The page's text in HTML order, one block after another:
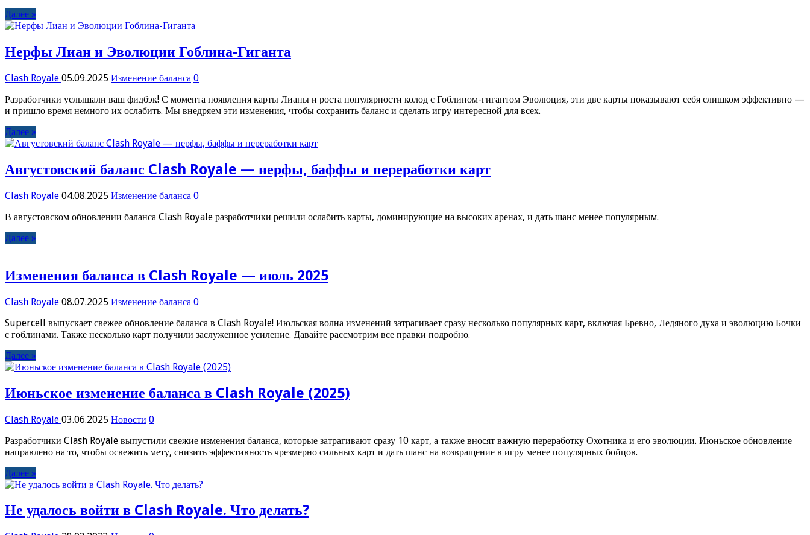
Далее »
Нерфы Лиан и Эволюции Гоблина-Гиганта
Clash Royale 05.09.2025 Изменение баланса 0
Разработчики услышали ваш фидбэк! С момента появления карты Лианы и роста популярности колод с Гоблином-гигантом Эволюция, эти две карты показывают себя слишком эффективно —
и пришло время немного их ослабить. Мы внедряем эти изменения, чтобы сохранить баланс и сделать игру интересной для всех.
Далее »
Августовский баланс Clash Royale — нерфы, баффы и переработки карт
Clash Royale 04.08.2025 Изменение баланса 0
В августовском обновлении баланса Clash Royale разработчики решили ослабить карты, доминирующие на высоких аренах, и дать шанс менее популярным.
Далее »
Изменения баланса в Clash Royale — июль 2025
Clash Royale 08.07.2025 Изменение баланса 0
Supercell выпускает свежее обновление баланса в Clash Royale! Июльская волна изменений затрагивает сразу несколько популярных карт, включая Бревно, Ледяного духа и эволюцию Бочки
с гоблинами. Также несколько карт получили заслуженное усиление. Давайте рассмотрим все правки подробно.
Далее »
Июньское изменение баланса в Clash Royale (2025)
Clash Royale 03.06.2025 Новости 0
Разработчики Clash Royale выпустили свежие изменения баланса, которые затрагивают сразу 10 карт, а также вносят важную переработку Охотника и его эволюции. Июньское обновление
направлено на то, чтобы освежить мету, снизить эффективность чрезмерно сильных карт и дать шанс на возвращение в игру менее популярных бойцов.
Далее »
Не удалось войти в Clash Royale. Что делать?